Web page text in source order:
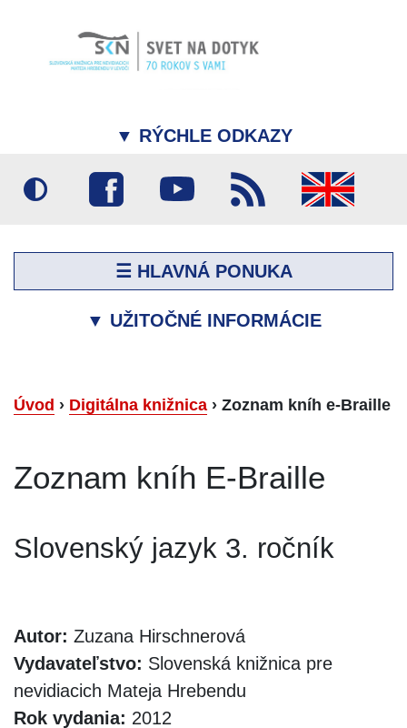
▼ RÝCHLE ODKAZY
☰ HLAVNÁ PONUKA
▼ UŽITOČNÉ INFORMÁCIE
Úvod › Digitálna knižnica › Zoznam kníh e-Braille
Zoznam kníh E-Braille
Slovenský jazyk 3. ročník
Autor: Zuzana Hirschnerová
Vydavateľstvo: Slovenská knižnica pre
nevidiacich Mateja Hrebendu
Rok vydania: 2012